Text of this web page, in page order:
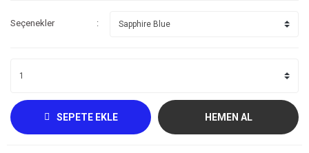
Seçenekler
SEPETE EKLE HEMEN AL